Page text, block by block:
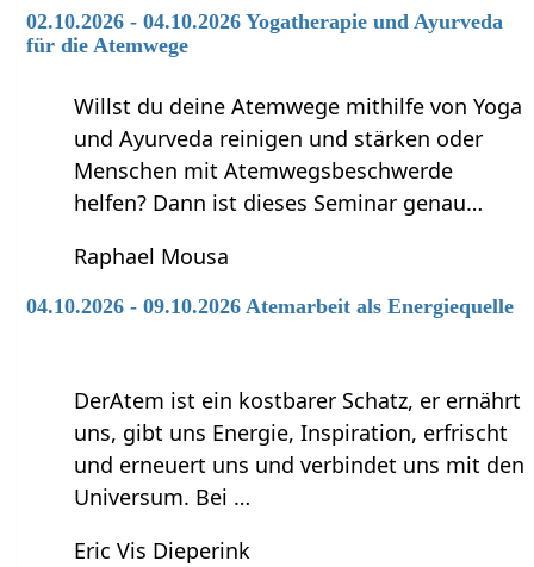
02.10.2026 - 04.10.2026 Yogatherapie und Ayurveda
für die Atemwege
Willst du deine Atemwege mithilfe von Yoga
und Ayurveda reinigen und stärken oder
Menschen mit Atemwegsbeschwerde
helfen? Dann ist dieses Seminar genau…
Raphael Mousa
04.10.2026 - 09.10.2026 Atemarbeit als Energiequelle
DerAtem ist ein kostbarer Schatz, er ernährt
uns, gibt uns Energie, Inspiration, erfrischt
und erneuert uns und verbindet uns mit den
Universum. Bei …
Eric Vis Dieperink